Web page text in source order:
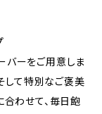
バーをご用意しま
そして特別なご褒美
合わせて、毎日飽